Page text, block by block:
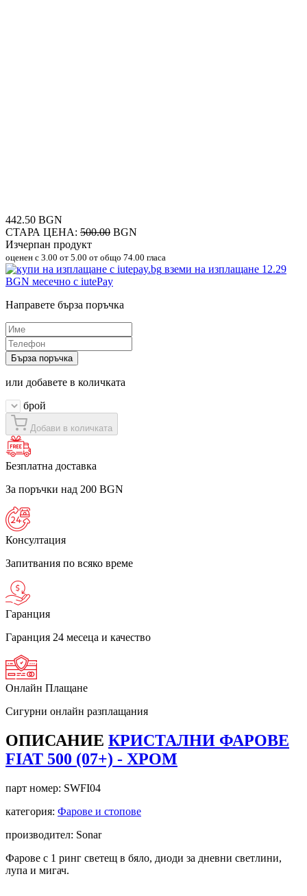
442.50 BGN
СТАРА ЦЕНА: 500.00 BGN
Изчерпан продукт
оценен с 3.00 от 5.00 от общо 74.00 гласа
вземи на изплащане 12.29
BGN месечно с iutePay
Направете бърза поръчка
Бърза поръчка
или добавете в количката
брой
Добави в количката
Безплатна доставка
За поръчки над 200 BGN
Консултация
Запитвания по всяко време
Гаранция
Гаранция 24 месеца и качество
Онлайн Плащане
Сигурни онлайн разплащания
ОПИСАНИЕ КРИСТАЛНИ ФАРОВЕ
FIAT 500 (07+) - ХРОМ
парт номер: SWFI04
категория: Фарове и стопове
производител: Sonar
Фарове с 1 ринг светещ в бяло, диоди за дневни светлини,
лупа и мигач.